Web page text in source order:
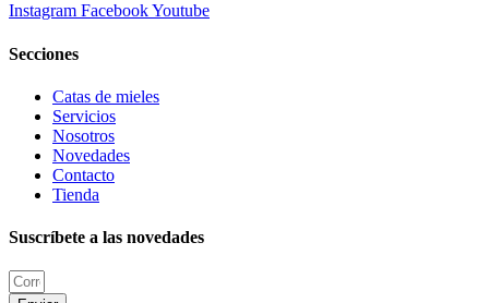
Instagram FacebookYoutube
Secciones
Catas de mieles
Servicios
Nosotros
Novedades
Contacto
Tienda
Suscríbete a las novedades